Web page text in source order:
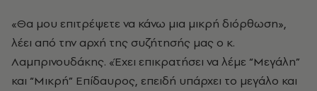
«Θα μου επιτρέψετε να κάνω μια μικρή διόρθωση»,
λέει από την αρχή της συζήτησής μας ο κ.
Λαμπρινουδάκης. «Έχει επικρατήσει να λέμε “Μεγάλη”
και “Μικρή” Επίδαυρος, επειδή υπάρχει το μεγάλο και